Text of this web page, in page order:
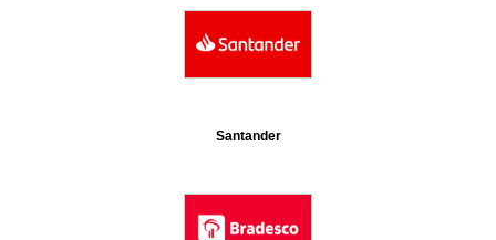
Santander